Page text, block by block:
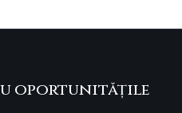
oportunitățile